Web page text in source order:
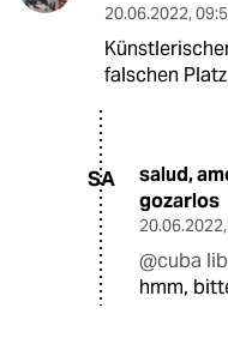
20.06.2022,
falschen
SA
salud,
gozarlos
20.06.2022,
@cuba
hmm,